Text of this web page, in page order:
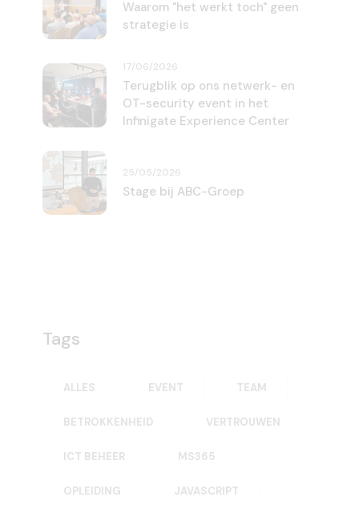
Waarom "het werkt toch" geen
strategie is
17/06/2026
Terugblik op ons netwerk- en
OT-security event in het
Infinigate Experience Center
25/05/2026
Stage bij ABC-Groep
Tags
ALLES EVENT TEAM
BETROKKENHEID VERTROUWEN
ICT BEHEER MS365
OPLEIDING JAVASCRIPT